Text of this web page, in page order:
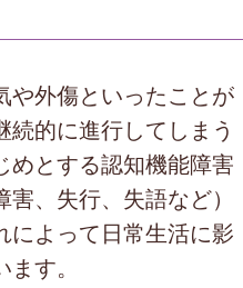
や外傷といったことが
続的に進行してしまう
めとする認知機能障害
害、失行、失語など）
によって日常生活に影
す。